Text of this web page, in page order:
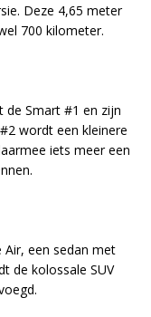
Deze 4,65 meter
700 kilometer.
de Smart #1 en zijn
wordt een kleinere
iets meer een
Air, een sedan met
de kolossale SUV